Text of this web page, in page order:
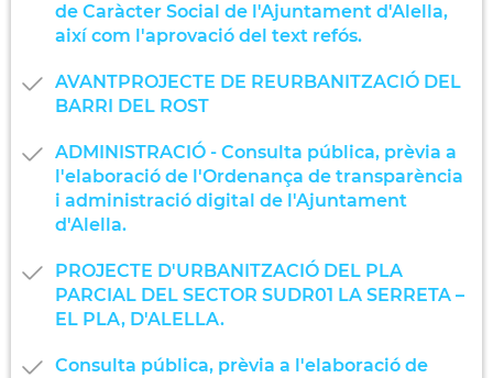
de Caràcter Social de l'Ajuntament d'Alella,
així com l'aprovació del text refós.
AVANTPROJECTE DE REURBANITZACIÓ DEL
BARRI DEL ROST
ADMINISTRACIÓ - Consulta pública, prèvia a
l'elaboració de l'Ordenança de transparència
i administració digital de l'Ajuntament
d'Alella.
PROJECTE D'URBANITZACIÓ DEL PLA
PARCIAL DEL SECTOR SUDR01 LA SERRETA –
EL PLA, D'ALELLA.
Consulta pública, prèvia a l'elaboració de